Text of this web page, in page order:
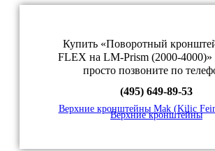
Купить «Поворотный
FLEX на LM-Prism (2000-
просто позвоните по
(495) 649-89-53
Верхние кронштейны Mak (Kilic
Верхние кронштейны